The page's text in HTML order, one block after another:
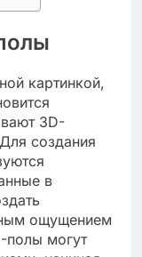
картинкой,
3D-
создания
в
ощущением
полы могут